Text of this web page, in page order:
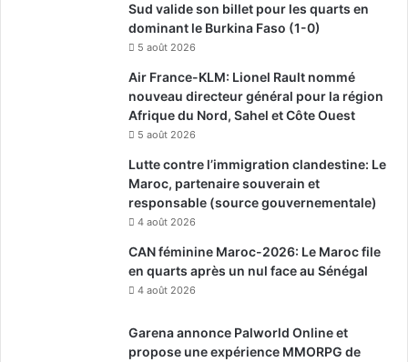
Sud valide son billet pour les quarts en
dominant le Burkina Faso (1-0)
5 août 2026
Air France-KLM: Lionel Rault nommé
nouveau directeur général pour la région
Afrique du Nord, Sahel et Côte Ouest
5 août 2026
Lutte contre l’immigration clandestine: Le
Maroc, partenaire souverain et
responsable (source gouvernementale)
4 août 2026
CAN féminine Maroc-2026: Le Maroc file
en quarts après un nul face au Sénégal
4 août 2026
Garena annonce Palworld Online et
propose une expérience MMORPG de